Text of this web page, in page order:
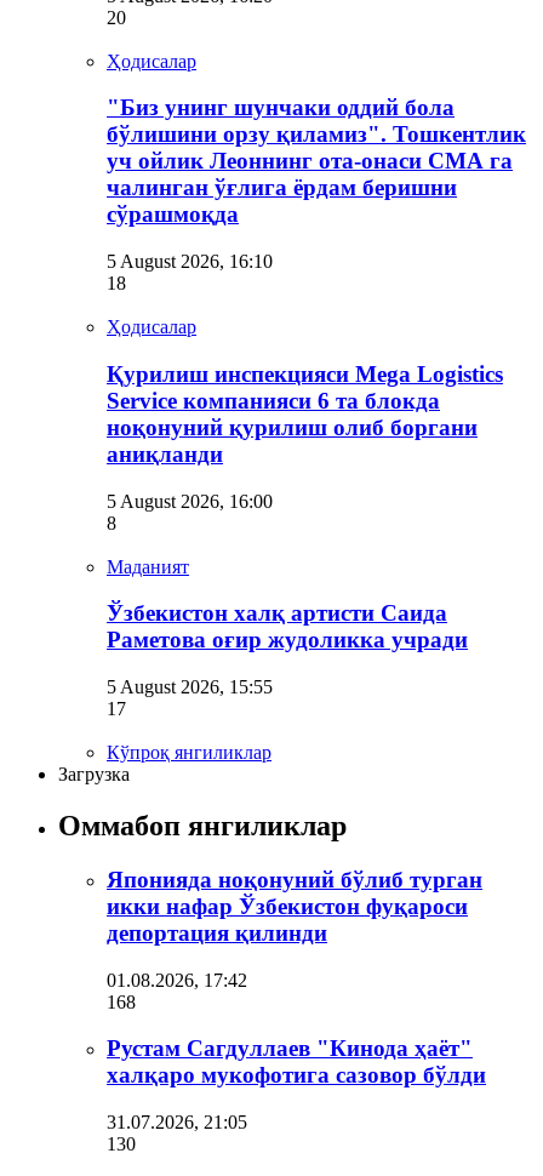
20
Ҳодисалар
"Биз унинг шунчаки оддий бола
бўлишини орзу қиламиз". Тошкентлик
уч ойлик Леоннинг ота-онаси СМА га
чалинган ўғлига ёрдам беришни
сўрашмоқда
5 August 2026, 16:10
18
Ҳодисалар
Қурилиш инспекцияси Мega Logistics
Service компанияси 6 та блокда
ноқонуний қурилиш олиб боргани
аниқланди
5 August 2026, 16:00
8
Маданият
Ўзбекистон халқ артисти Саида
Раметова оғир жудоликка учради
5 August 2026, 15:55
17
Кўпроқ янгиликлар
Загрузка
Оммабоп янгиликлар
Японияда ноқонуний бўлиб турган
икки нафар Ўзбекистон фуқароси
депортация қилинди
01.08.2026, 17:42
168
Рустам Сагдуллаев "Кинода ҳаёт"
халқаро мукофотига сазовор бўлди
31.07.2026, 21:05
130